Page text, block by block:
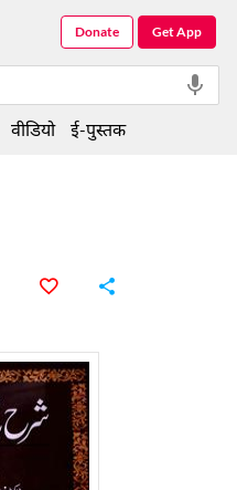
Get App
Donate
वीडियो ई-पुस्तक